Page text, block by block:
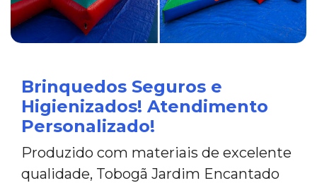
Brinquedos Seguros e
Higienizados! Atendimento
Personalizado!
Produzido com materiais de excelente
qualidade, Tobogã Jardim Encantado